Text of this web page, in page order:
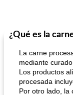
¿Qué es la
La carne
mediante
Los productos
procesada
Por otro lado, la